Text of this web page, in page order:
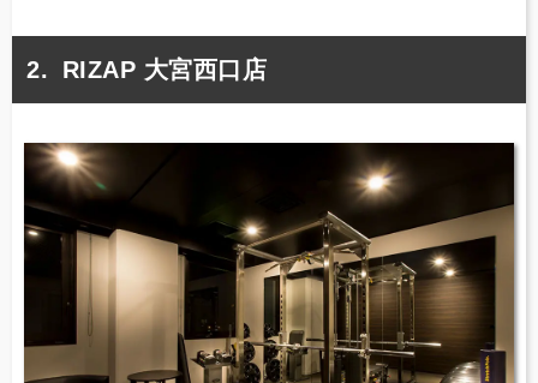
RIZAP 大宮西口店